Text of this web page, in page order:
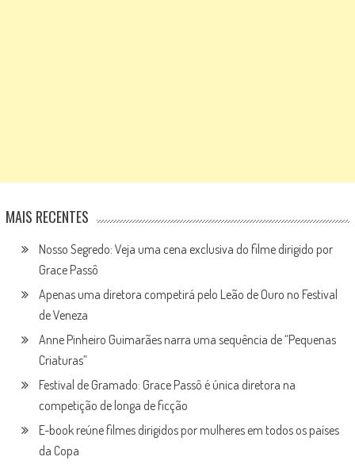
MAIS RECENTES
Nosso Segredo: Veja uma cena exclusiva do filme dirigido por
Grace Passô
Apenas uma diretora competirá pelo Leão de Ouro no Festival
de Veneza
Anne Pinheiro Guimarães narra uma sequência de “Pequenas
Criaturas”
Festival de Gramado: Grace Passô é única diretora na
competição de longa de ficção
E-book reúne filmes dirigidos por mulheres em todos os países
da Copa